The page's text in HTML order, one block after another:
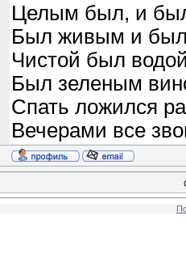
Целым был, и
Был живым и
Чистой был
Был зеленым
Спать ложился
Вечерами все